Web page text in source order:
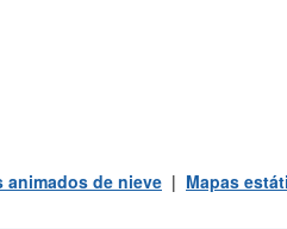
animados de nieve | Mapas